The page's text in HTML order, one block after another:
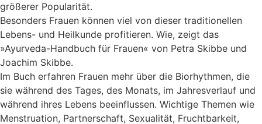
größerer Popularität.
Besonders Frauen können viel von dieser traditionellen
Lebens- und Heilkunde profitieren. Wie, zeigt das
»Ayurveda-Handbuch für Frauen« von Petra Skibbe und
Joachim Skibbe.
Im Buch erfahren Frauen mehr über die Biorhythmen, die
sie während des Tages, des Monats, im Jahresverlauf und
während ihres Lebens beeinflussen. Wichtige Themen wie
Menstruation, Partnerschaft, Sexualität, Fruchtbarkeit,